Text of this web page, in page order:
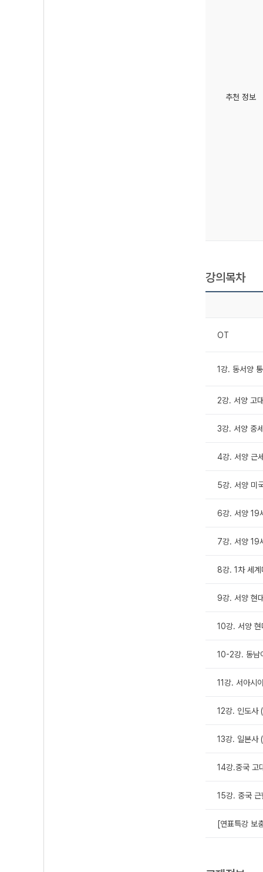
추천 정보
강의목차
OT
1강. 동서양
2강. 서양 고
3강. 서양 중
4강. 서양 근
5강. 서양 미
6강. 서양 19
7강. 서양 19
8강. 1차 세
9강. 서양 현
10강. 서양
10-2강. 동남
11강. 서아시
12강. 인도사
13강. 일본사
14강.중국 고
15강. 중국 근
[연표특강 보